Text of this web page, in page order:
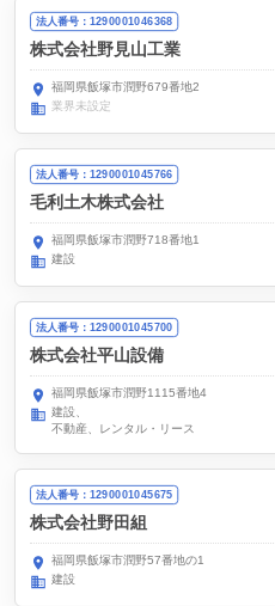
法人番号：1290001046368
株式会社野見山工業
福岡県飯塚市潤野679番地2
業界未設定
法人番号：1290001045766
毛利土木株式会社
福岡県飯塚市潤野718番地1
建設
法人番号：1290001045700
株式会社平山設備
福岡県飯塚市潤野1115番地4
建設
不動産、レンタル・リース
法人番号：1290001045675
株式会社野田組
福岡県飯塚市潤野57番地の1
建設